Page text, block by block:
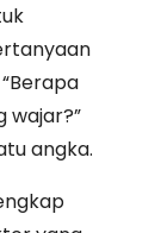
wajar?”
angka.